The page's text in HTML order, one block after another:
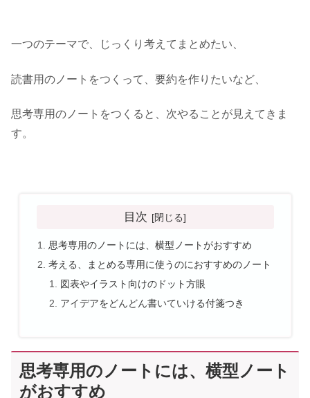
一つのテーマで、じっくり考えてまとめたい、
読書用のノートをつくって、要約を作りたいなど、
思考専用のノートをつくると、次やることが見えてきま
す。
目次
思考専用のノートには、横型ノートがおすすめ
考える、まとめる専用に使うのにおすすめのノート
図表やイラスト向けのドット方眼
アイデアをどんどん書いていける付箋つき
思考専用のノートには、横型ノート
がおすすめ